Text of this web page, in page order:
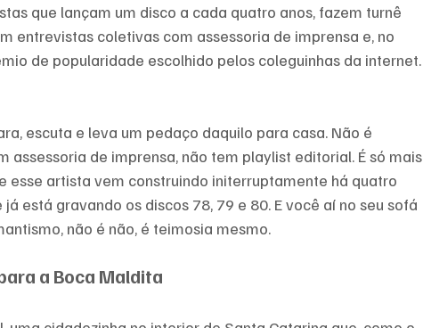
que lançam um disco a cada quatro anos, fazem turnê
entrevistas coletivas com assessoria de imprensa e, no
de popularidade escolhido pelos coleguinhas da internet.
escuta e leva um pedaço daquilo para casa. Não é
assessoria de imprensa, não tem playlist editorial. É só mais
esse artista vem construindo initerruptamente há quatro
está gravando os discos 78, 79 e 80. E você aí no seu sofá
não é não, é teimosia mesmo.
a Boca Maldita